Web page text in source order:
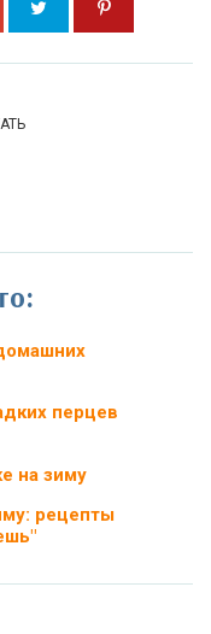
перцев
на зиму
рецепты